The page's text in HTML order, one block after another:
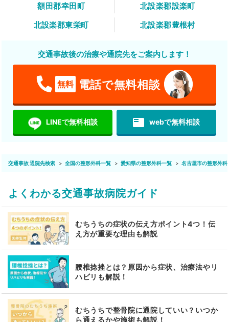
額田郡幸田町
北設楽郡設楽町
北設楽郡東栄町
北設楽郡豊根村
交通事故後の治療や通院先をご案内します！
無料 電話で無料相談
LINEで無料相談 featured_play_list webで無料相談
交通事故 通院先検索 全国の整形外科一覧 愛知県の整形外科一覧 名古屋市の整形外科
よくわかる交通事故病院ガイド
むちうちの症状の伝え方ポイント4つ！伝
え方が重要な理由も解説
腰椎捻挫とは？原因から症状、治療法やリ
ハビリも解説！
むちうちで整骨院に通院していい？いつか
ら通えるかや施術も解説！